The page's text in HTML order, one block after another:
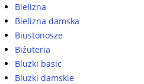
Bielizna
Bielizna damska
Biustonosze
Biżuteria
Bluzki basic
Bluzki damskie